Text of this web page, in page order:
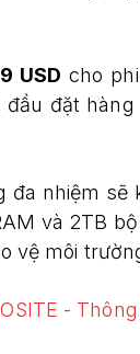
USD cho
đầu đặt
đa nhiệm sẽ
và 2TB
vệ môi